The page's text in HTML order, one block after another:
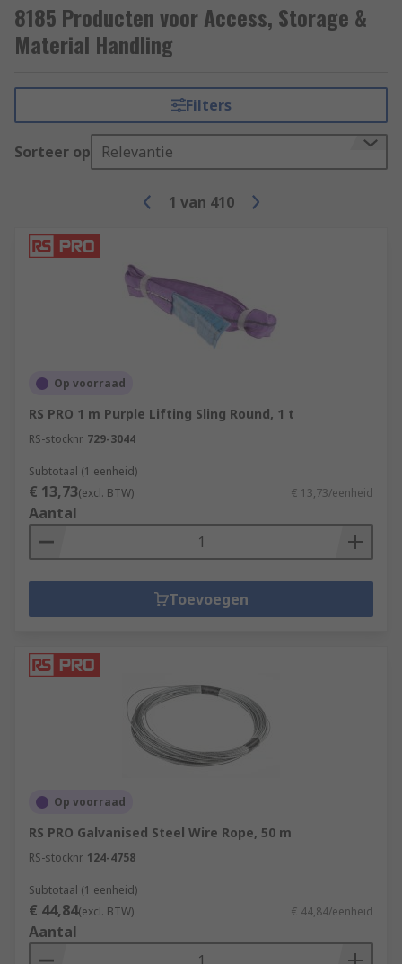
8185 Producten voor Access, Storage &
Material Handling
Filters
Sorteer op Relevantie
1 van 410
Op voorraad
RS PRO 1 m Purple Lifting Sling Round, 1 t
RS-stocknr. 729-3044
Subtotaal (1 eenheid)
€ 13,73(excl. BTW) € 13,73/eenheid
Aantal
Toevoegen
Op voorraad
RS PRO Galvanised Steel Wire Rope, 50 m
RS-stocknr. 124-4758
Subtotaal (1 eenheid)
€ 44,84(excl. BTW) € 44,84/eenheid
Aantal